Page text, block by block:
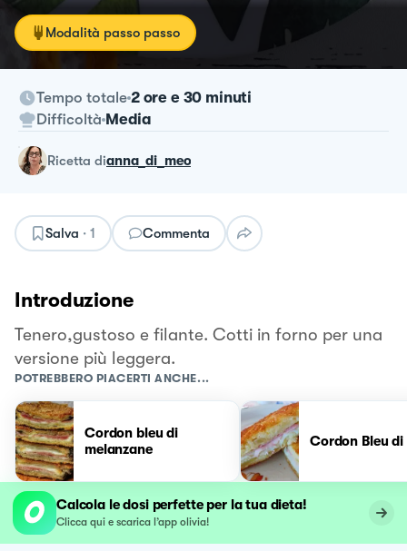
Modalità passo passo
Tempo totale 2 ore e 30 minuti
Difficoltà Media
ricetta dianna_di_meo
Salva · 1 Commenta
Introduzione
Tenero,gustoso e filante. Cotti in forno per una
versione più leggera.
POTREBBERO PIACERTI ANCHE...
Cordon bleu di
melanzane
Cordon Bleu
Calcola le dosi perfette per la tua dieta!
Clicca qui e scarica l’app olivia!